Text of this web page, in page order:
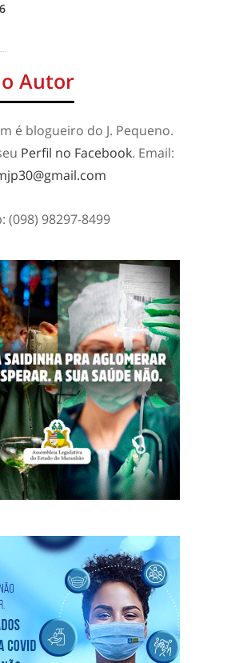
Autor
é blogueiro do J. Pequeno.
Perfil no Facebook. Email:
(098) 98297-8499